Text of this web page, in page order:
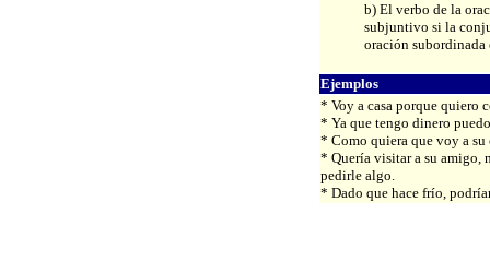
b) El verbo de la
subjuntivo si la
oración subordinada
Ejemplos
* Voy a casa porque quiero
* Ya que tengo dinero
* Como quiera que voy a
* Quería visitar a su amigo,
pedirle algo.
* Dado que hace frío,